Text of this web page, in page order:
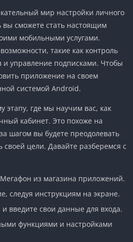
мир настройки личного
вы сможете стать настоящим
мобильными услугами.
такие как контроль
и управление подписками. Чтобы
приложение на своем
системой Android.
этапу, где мы научим вас, как
кабинет. Это похоже на
шагом вы будете преодолевать
своей цели. Давайте разберемся с
из магазина приложений.
следуя инструкциям на экране.
введите свои данные для входа.
функциями и настройками